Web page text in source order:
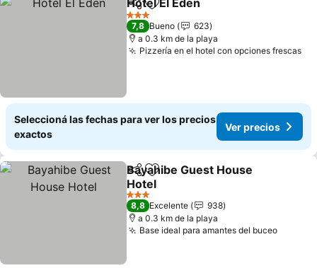
CompartirAñadir a favoritos
Hotel El Eden
3 Estrellas
7,8 Bueno
623
a 0.3 km de la playa
Pizzería en el hotel con opciones frescas
Seleccioná las fechas para ver los precios
exactos
Ver precios
CompartirAñadir a favoritos
Bayahibe Guest House
Hotel
Ver precios
3 Estrellas
8,8 Excelente
938
a 0.3 km de la playa
Base ideal para amantes del buceoVer